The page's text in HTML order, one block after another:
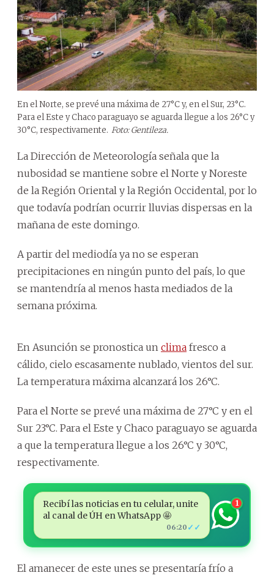
En el Norte, se prevé una máxima de 27°C y, en el Sur, 23°C.
Para el Este y Chaco paraguayo se aguarda llegue a los 26°C y
30°C, respectivamente. Foto: Gentileza.
La Dirección de Meteorología señala que la
nubosidad se mantiene sobre el Norte y Noreste
de la Región Oriental y la Región Occidental, por lo
que todavía podrían ocurrir lluvias dispersas en la
mañana de este domingo.
A partir del mediodía ya no se esperan
precipitaciones en ningún punto del país, lo que
se mantendría al menos hasta mediados de la
semana próxima.
En Asunción se pronostica un clima fresco a
cálido, cielo escasamente nublado, vientos del sur.
La temperatura máxima alcanzará los 26°C.
Para el Norte se prevé una máxima de 27°C y en el
Sur 23°C. Para el Este y Chaco paraguayo se aguarda
a que la temperatura llegue a los 26°C y 30°C,
respectivamente.
Recibí las noticias en tu celular, unite
al canal de ÚH en WhatsApp 🤩
06:20 ✓✓
1
El amanecer de este unes se presentaría frío a